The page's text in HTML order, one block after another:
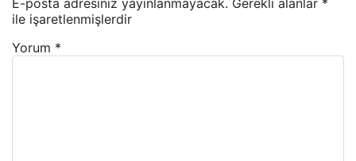
E-posta adresiniz yayınlanmayacak. Gerekli alanlar *
ile işaretlenmişlerdir
Yorum *